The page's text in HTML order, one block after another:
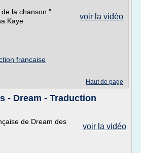
voir la vidéo
la chanson "
Kaye
francaise
Haut de page
- Dream - Traduction
voir la vidéo
de Dream des